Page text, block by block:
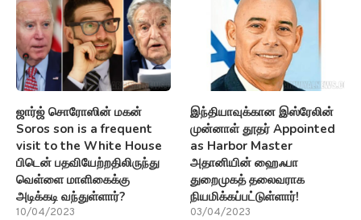
ஜார்ஜ் சொரோஸின் மகன்
Soros son is a frequent
visit to the White House
பிடென் பதவியேற்றதிலிருந்து
வெள்ளை மாளிகைக்கு
அடிக்கடி வந்துள்ளார்?
10/04/2023
இந்தியாவுக்கான இஸ்ரேலின்
முன்னாள் தூதர் Appointed
as Harbor Master
அதானியின் ஹைஃபா
துறைமுகத் தலைவராக
நியமிக்கப்பட்டுள்ளார்!
03/04/2023